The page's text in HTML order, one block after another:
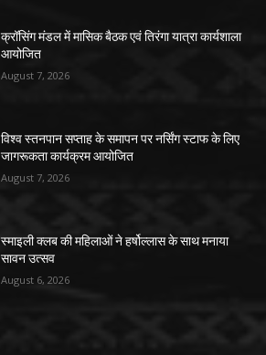
क्रॉसिंग मंडल में मासिक बैठक एवं तिरंगा यात्रा कार्यशाला
आयोजित
August 7, 2026
विश्व स्तनपान सप्ताह के समापन पर नर्सिंग स्टाफ के लिए
जागरूकता कार्यक्रम आयोजित
August 7, 2026
स्माइली क्लब की महिलाओं ने हर्षोल्लास के साथ मनाया
सावन उत्सव
August 6, 2026